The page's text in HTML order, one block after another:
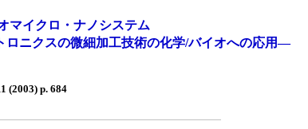
マイクロ・ナノシステム
ニクスの微細加工技術の化学/バイオへの応用—
(2003) p. 684